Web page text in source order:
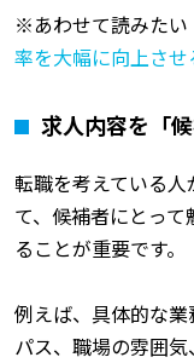
※あわせて読みたい
率を大幅に向上さ
求人内容を「
転職を考えている
て、候補者にとっ
ることが重要です。
例えば、具体的な
パス、職場の雰囲